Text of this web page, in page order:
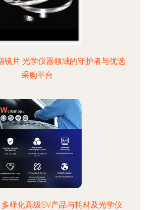
镜片 光学仪器领域的守护者与优选
采购平台
样化高级SV产品与耗材及光学仪